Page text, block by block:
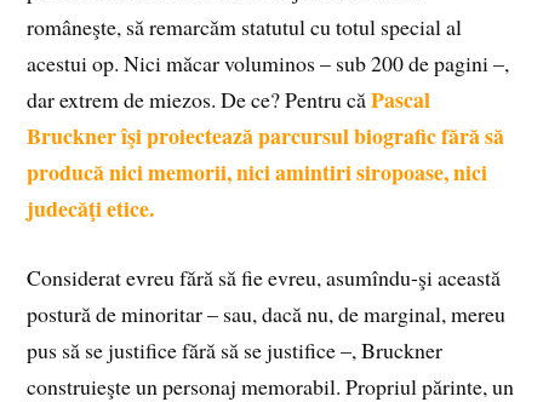
româneşte, să remarcăm statutul cu totul special al
acestui op. Nici măcar voluminos – sub 200 de pagini –,
dar extrem de miezos. De ce? Pentru căPascal
Bruckner îşi proiectează parcursul biografic fără să
producă nici memorii, nici amintiri siropoase, nici
judecăţi etice.
Considerat evreu fără să fie evreu, asumîndu-şi această
postură de minoritar – sau, dacă nu, de marginal, mereu
pus să se justifice fără să se justifice –, Bruckner
construieşte un personaj memorabil. Propriul părinte, un